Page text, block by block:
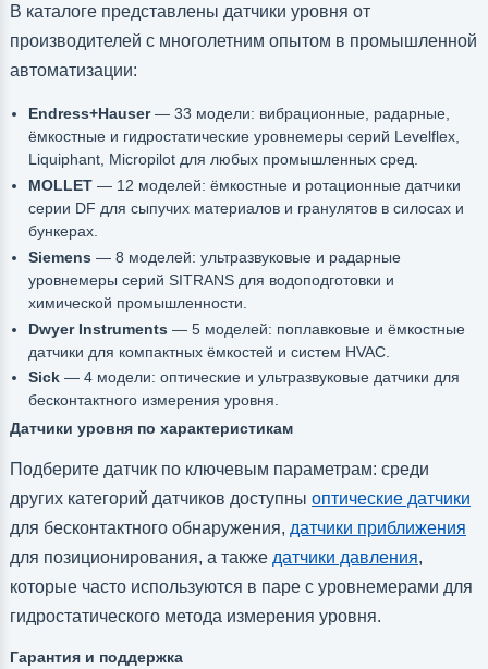
В каталоге представлены датчики уровня от
производителей с многолетним опытом в промышленной
автоматизации:
Endress+Hauser— 33 модели: вибрационные, радарные,
ёмкостные и гидростатические уровнемеры серий Levelflex,
Liquiphant, Micropilot для любых промышленных сред.
MOLLET— 12 моделей: ёмкостные и ротационные датчики
серии DF для сыпучих материалов и гранулятов в силосах и
бункерах.
Siemens — 8 моделей: ультразвуковые и радарные
уровнемеры серий SITRANS для водоподготовки и
химической промышленности.
Dwyer Instruments — 5 моделей: поплавковые и ёмкостные
датчики для компактных ёмкостей и систем HVAC.
Sick— 4 модели: оптические и ультразвуковые датчики для
бесконтактного измерения уровня.
Датчики уровня по характеристикам
Подберите датчик по ключевым параметрам: среди
других категорий датчиков доступны оптические датчики
для бесконтактного обнаружения, датчики приближения
для позиционирования, а также датчики давления,
которые часто используются в паре с уровнемерами для
гидростатического метода измерения уровня.
Гарантия и поддержка